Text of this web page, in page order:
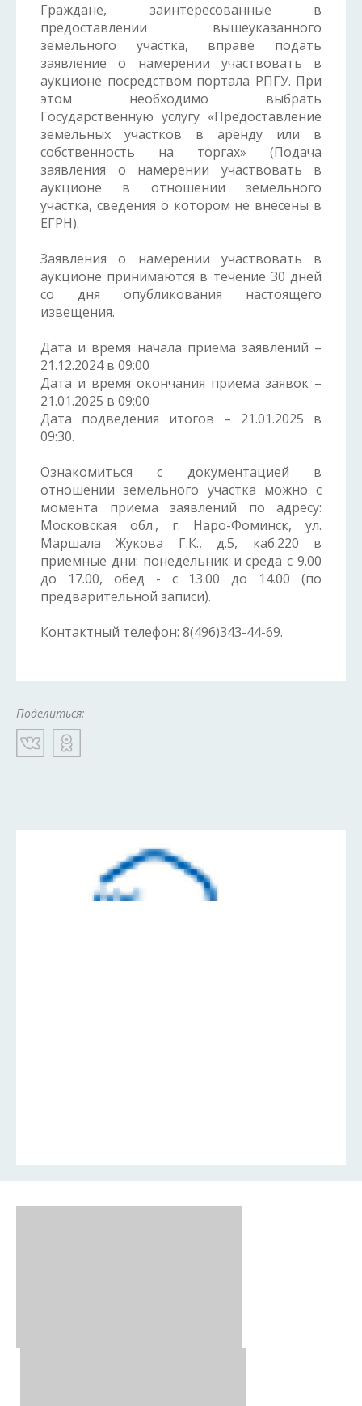
Граждане, заинтересованные в
предоставлении вышеуказанного
земельного участка, вправе подать
заявление о намерении участвовать в
аукционе посредством портала РПГУ. При
этом необходимо выбрать
Государственную услугу «Предоставление
земельных участков в аренду или в
собственность на торгах» (Подача
заявления о намерении участвовать в
аукционе в отношении земельного
участка, сведения о котором не внесены в
ЕГРН).
Заявления о намерении участвовать в
аукционе принимаются в течение 30 дней
со дня опубликования настоящего
извещения.
Дата и время начала приема заявлений –
21.12.2024 в 09:00
Дата и время окончания приема заявок –
21.01.2025 в 09:00
Дата подведения итогов – 21.01.2025 в
09:30.
Ознакомиться с документацией в
отношении земельного участка можно с
момента приема заявлений по адресу:
Московская обл., г. Наро-Фоминск, ул.
Маршала Жукова Г.К., д.5, каб.220 в
приемные дни: понедельник и среда с 9.00
до 17.00, обед - с 13.00 до 14.00 (по
предварительной записи).
Контактный телефон: 8(496)343-44-69.
Поделиться: